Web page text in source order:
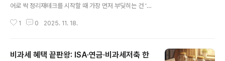
어로 싹 정리재테크를 시작할 때 가장 먼저 부딪히는 건 ‘용
비교가 쉬워집니다. 어렵게 외우기보다, “어디에 쓰이고 내
가(인플레이션)안전과 유동성: 예금·적금·CMA성장과 변
1 0 2025. 11. 18.
비과세 혜택 끝판왕: ISA·연금·비과세저축 한